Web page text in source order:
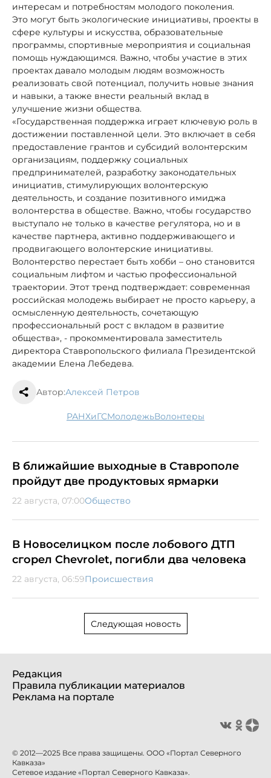
интересам и потребностям молодого поколения.
Это могут быть экологические инициативы, проекты в
сфере культуры и искусства, образовательные
программы, спортивные мероприятия и социальная
помощь нуждающимся. Важно, чтобы участие в этих
проектах давало молодым людям возможность
реализовать свой потенциал, получить новые знания
и навыки, а также внести реальный вклад в
улучшение жизни общества.
«Государственная поддержка играет ключевую роль в
достижении поставленной цели. Это включает в себя
предоставление грантов и субсидий волонтерским
организациям, поддержку социальных
предпринимателей, разработку законодательных
инициатив, стимулирующих волонтерскую
деятельность, и создание позитивного имиджа
волонтерства в обществе. Важно, чтобы государство
выступало не только в качестве регулятора, но и в
качестве партнера, активно поддерживающего и
продвигающего волонтерские инициативы.
Волонтерство перестает быть хобби – оно становится
социальным лифтом и частью профессиональной
траектории. Этот тренд подтверждает: современная
российская молодежь выбирает не просто карьеру, а
осмысленную деятельность, сочетающую
профессиональный рост с вкладом в развитие
общества», - прокомментировала заместитель
директора Ставропольского филиала Президентской
академии Елена Лебедева.
Автор:Алексей Петров
РАНХиГС молодежь волонтеры
В ближайшие выходные в Ставрополе
пройдут две продуктовых ярмарки
22 августа, 07:00Общество
В Новоселицком после лобового ДТП
сгорел Chevrolet, погибли два человека
22 августа, 06:59Происшествия
Следующая новость
Редакция
Правила публикации материалов
Реклама на портале
© 2012—2025 Все права защищены. ООО «Портал Северного
Кавказа»
Сетевое издание «Портал Северного Кавказа».